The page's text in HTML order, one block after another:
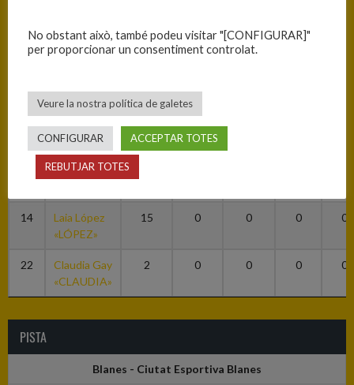
Casanovas
«ALBA»
9
Berta
Aladern
«BERTA»
2 0
11
Maider
Garcia
10 0
14
Laia López
«LÓPEZ»
15 0 0 0 0
22
Claudia Gay
«CLAUDIA»
2 0 0 0 0
PISTA
Blanes - Ciutat Esportiva Blanes
No obstant això, també podeu visitar "[CONFIGURAR]"
per proporcionar un consentiment controlat.
Veure la nostra política de galetes
CONFIGURAR ACCEPTAR TOTES
REBUTJAR TOTES